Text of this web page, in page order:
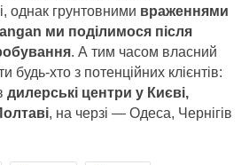
однак грунтовними враженнями
ми поділимося після
. А тим часом власний
будь-хто з потенційних клієнтів:
дилерські центри у Києві,
, на черзі — Одеса, Чернігів